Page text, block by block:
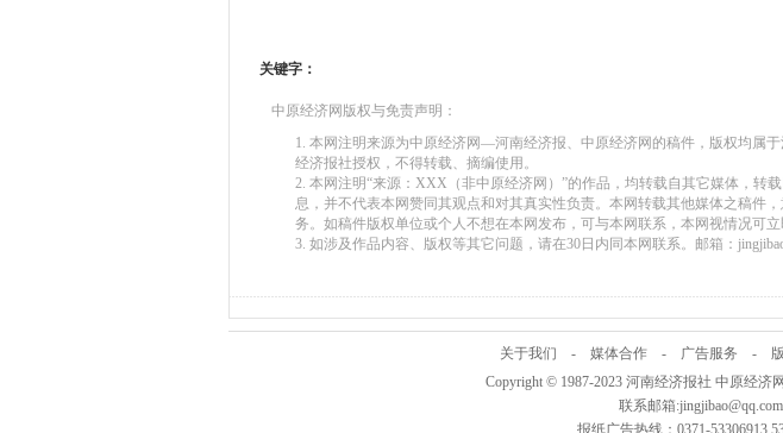
关键字：
中原经济网版权与免责声明：
1. 本网注明来源为中原经济网—河南经济报、中原经济网的稿件，版权均属
经济报社授权，不得转载、摘编使用。
2. 本网注明“来源：XXX（非中原经济网）”的作品，均转载自其它媒体，转
息，并不代表本网赞同其观点和对其真实性负责。本网转载其他媒体之稿件
务。如稿件版权单位或个人不想在本网发布，可与本网联系，本网视情况可立
3. 如涉及作品内容、版权等其它问题，请在30日内同本网联系。邮箱：
关于我们 - 媒体合作 - 广告服务 -
Copyright © 1987-2023 河南经济报社 中原经济
联系邮箱
报纸广告热线：0371-53306913